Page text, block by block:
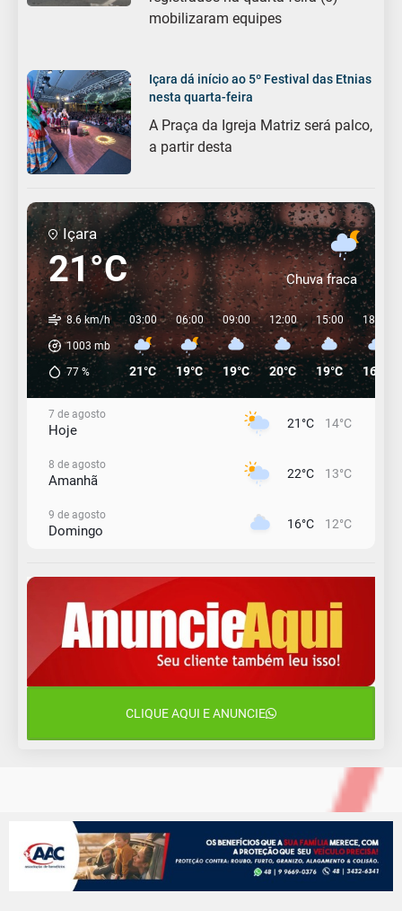
mobilizaram equipes
Içara dá início ao 5º Festival das Etnias
nesta quarta-feira
A Praça da Igreja Matriz será palco,
a partir desta
Içara
21°C Chuva fraca
8.6 km/h
1003 mb
77 %
03:00
21°C
06:00
19°C
09:00
19°C
12:00
20°C
15:00
19°C
18:00
16°C
7 de agosto
Hoje 21°C 14°C
8 de agosto
Amanhã 22°C 13°C
9 de agosto
Domingo 16°C 12°C
Segunda-Feira 13°C 11°C
11 de agosto
Terça-Feira
CLIQUE AQUI E ANUNCIE